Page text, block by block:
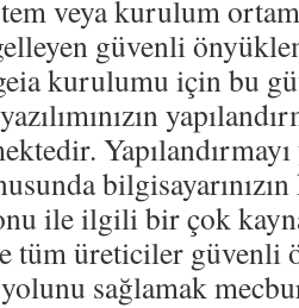
veya kurulum
güvenli
kurulumu için bu
ile ilgili bir çok
üreticiler güvenli
sağlamak